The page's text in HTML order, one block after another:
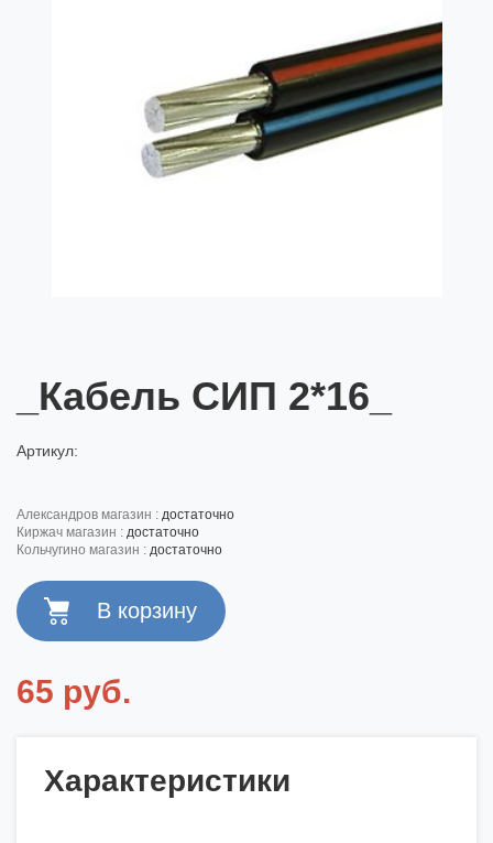
_Кабель СИП 2*16_
Артикул:
александров магазин : достаточно
киржач магазин : достаточно
кольчугино магазин : достаточно
65 руб.
Характеристики